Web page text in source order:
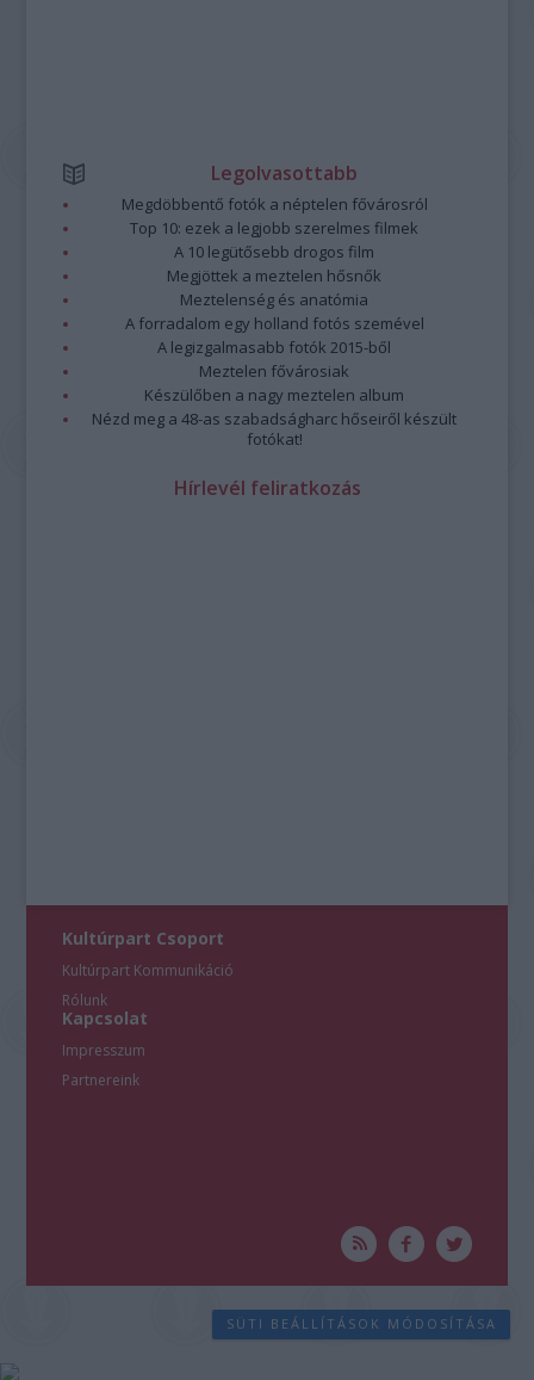
Legolvasottabb
Megdöbbentő fotók a néptelen fővárosról
Top 10: ezek a legjobb szerelmes filmek
A 10 legütősebb drogos film
Megjöttek a meztelen hősnők
Meztelenség és anatómia
A forradalom egy holland fotós szemével
A legizgalmasabb fotók 2015-ből
Meztelen fővárosiak
Készülőben a nagy meztelen album
Nézd meg a 48-as szabadságharc hőseiről készült
fotókat!
Hírlevél feliratkozás
Kultúrpart Csoport
Kultúrpart Kommunikáció
Rólunk
Kapcsolat
Impresszum
Partnereink
SÜTI BEÁLLÍTÁSOK MÓDOSÍTÁSA